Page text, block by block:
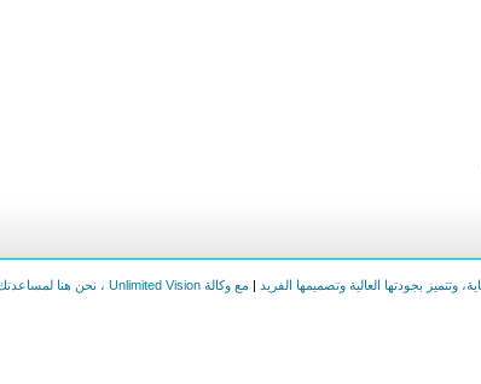
| مع وكالة Unlimited Vision ، نحن هنا لمساعدتك على بناء هويتك الرقمية بكل احترافية